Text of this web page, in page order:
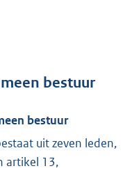
bestuur
bestuur
uit zeven leden,
artikel 13,